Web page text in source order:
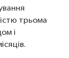
трьома
і